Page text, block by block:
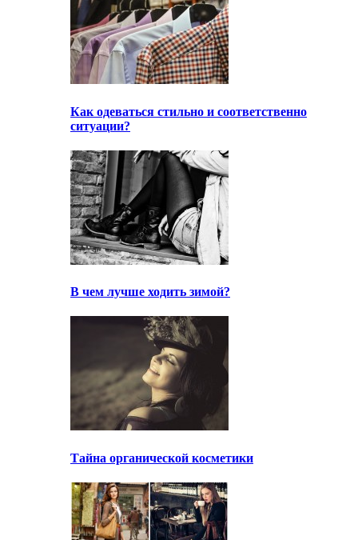
Как одеваться стильно и соответственно
ситуации?
В чем лучше ходить зимой?
Тайна органической косметики